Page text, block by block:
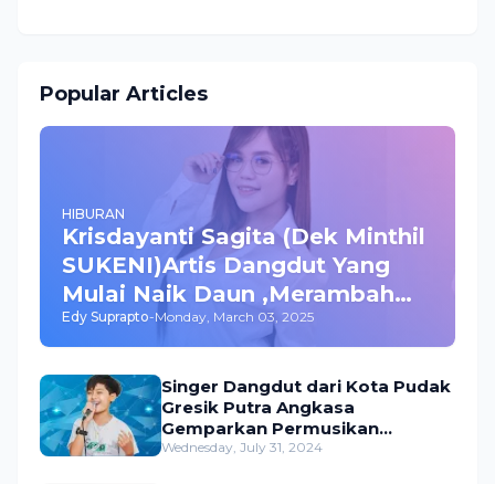
Popular Articles
HIBURAN
Krisdayanti Sagita (Dek Minthil
SUKENI)Artis Dangdut Yang
Mulai Naik Daun ,Merambah
Bisnis dan Akting
Edy Suprapto-Monday, March 03, 2025
Singer Dangdut dari Kota Pudak
Gresik Putra Angkasa
Gemparkan Permusikan
Dangdut Indonesia
Wednesday, July 31, 2024